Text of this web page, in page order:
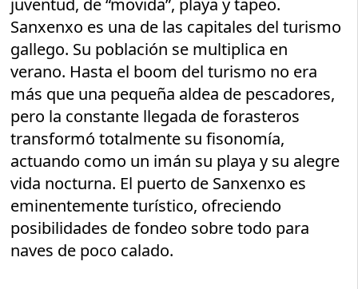
juventud, de “movida”, playa y tapeo.
Sanxenxo es una de las capitales del turismo
gallego. Su población se multiplica en
verano. Hasta el boom del turismo no era
más que una pequeña aldea de pescadores,
pero la constante llegada de forasteros
transformó totalmente su fisonomía,
actuando como un imán su playa y su alegre
vida nocturna. El puerto de Sanxenxo es
eminentemente turístico, ofreciendo
posibilidades de fondeo sobre todo para
naves de poco calado.